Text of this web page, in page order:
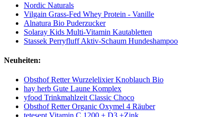
Nordic Naturals
Vilgain Grass-Fed Whey Protein - Vanille
Alnatura Bio Puderzucker
Solaray Kids Multi-Vitamin Kautabletten
Stassek Perryfluff Aktiv-Schaum Hundeshampoo
Neuheiten:
Obsthof Retter Wurzelelixier Knoblauch Bio
hay herb Gute Laune Komplex
yfood Trinkmahlzeit Classic Choco
Obsthof Retter Organic Oxymel 4 Räuber